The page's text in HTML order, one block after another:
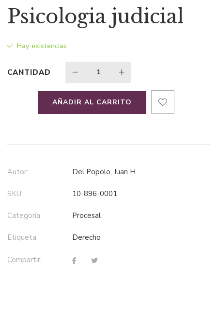
precio
original
$42,73.
precio
actual
$27,77.
Psicologia judicial
Hay existencias
CANTIDAD
AÑADIR AL CARRITO
Autor: Del Popolo, Juan H
SKU: 10-896-0001
Categoría: procesal
Etiqueta: derecho
Compartir: